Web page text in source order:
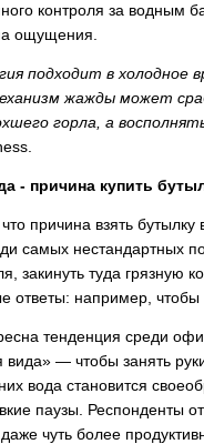
контроля за водным
ощущения.
подходит в
жажды может
горла, а
- причина купить
причина взять
самых нестандартных
закинуть туда грязную
ответы: например,
тенденция среди
вида» — чтобы занять
вода становится
паузы. Респонденты
чуть более